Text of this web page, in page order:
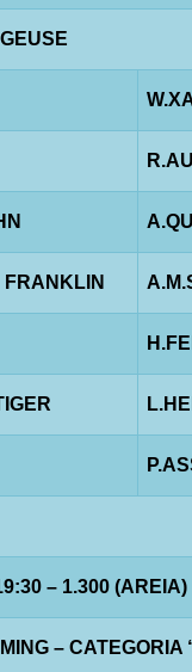
FRANKLIN
– 1.300 (AREIA)
– CATEGORIA